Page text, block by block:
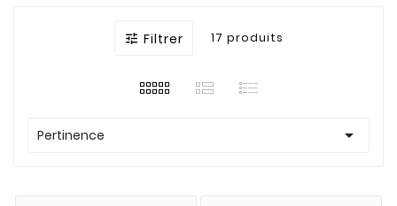
 Filtrer 17 produits
Pertinence 